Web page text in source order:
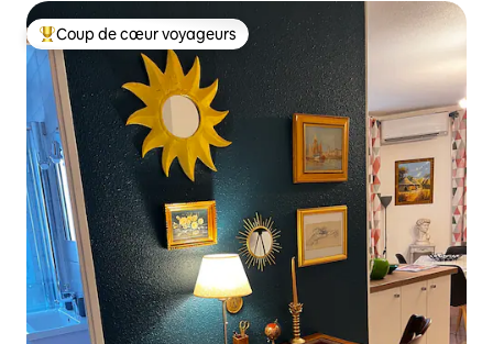
Coups de cœur voyageurs les plus appréciés
Coup de cœur voyageurs